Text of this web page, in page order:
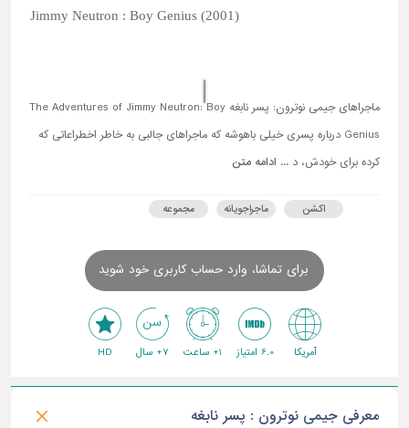
Jimmy Neutron : Boy Genius (2001)
ماجراهای جیمی نوترون: پسر نابغه The Adventures of Jimmy Neutron: Boy
Genius درباره پسری خیلی باهوشه که ماجراهای جالبی به خاطر اخطراعاتی که
کرده برای خودش، د ... ادامه متن
اکشن ماجراجویانه مجموعه
برای تماشا، وارد حساب کاربری خود شوید
آمریکا 6.0 امتیاز 1+ ساعت 7+ سال HD
معرفی جیمی نوترون : پسر نابغه